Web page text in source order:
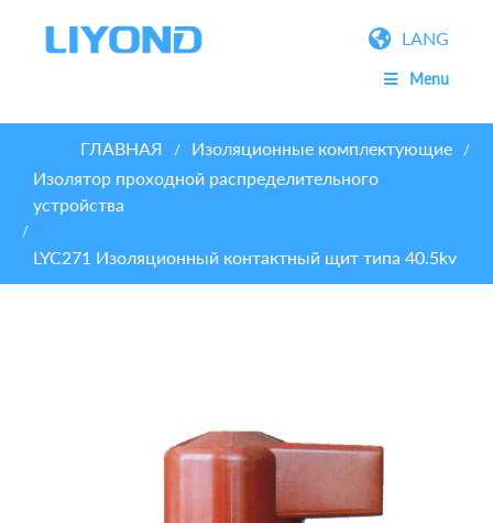
LANG
Menu
ГЛАВНАЯ / Изоляционные комплектующие /
Изолятор проходной распределительного
устройства
/
LYC271 Изоляционный контактный щит типа 40.5kv